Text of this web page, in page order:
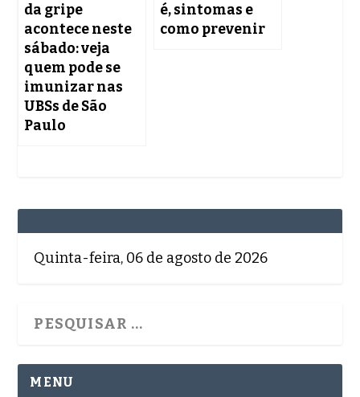
da gripe
acontece neste
sábado: veja
quem pode se
imunizar nas
UBSs de São
Paulo
é, sintomas e
como prevenir
Quinta-feira, 06 de agosto de 2026
MENU